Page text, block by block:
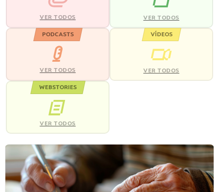
VER TODOS VER TODOS
PODCASTS
VER TODOS
VÍDEOS
VER TODOS
WEBSTORIES
VER TODOS